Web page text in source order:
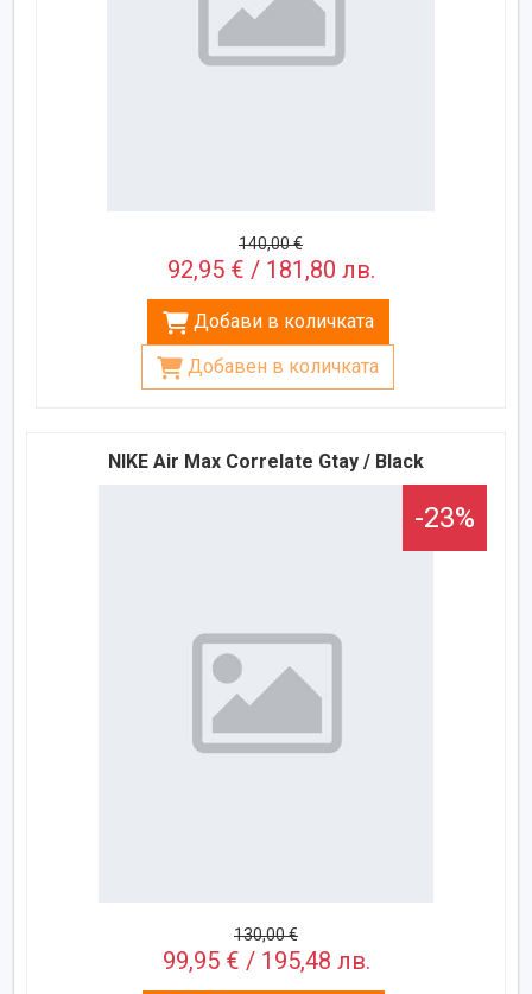
140,00 €
92,95 € / 181,80 лв.
Добави в количката
Добавен в количката
NIKE Air Max Correlate Gtay / Black
-23%
130,00 €
99,95 € / 195,48 лв.